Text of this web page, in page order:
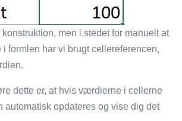
men i stedet for manuelt at
formlen har vi brugt cellereferencen,
dette er, at hvis værdierne i cellerne
automatisk opdateres og vise dig det